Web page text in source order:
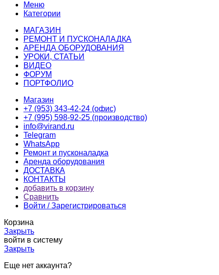
Меню
Категории
МАГАЗИН
РЕМОНТ И ПУСКОНАЛАДКА
АРЕНДА ОБОРУДОВАНИЯ
УРОКИ, СТАТЬИ
ВИДЕО
ФОРУМ
ПОРТФОЛИО
Магазин
+7 (953) 343-42-24 (офис)
+7 (995) 598-92-25 (производство)
info@virand.ru
Telegram
WhatsApp
Ремонт и пусконаладка
Аренда оборудования
ДОСТАВКА
КОНТАКТЫ
добавить в корзину
Сравнить
Войти / Зарегистрироваться
Корзина
Закрыть
войти в систему
Закрыть
Еще нет аккаунта?